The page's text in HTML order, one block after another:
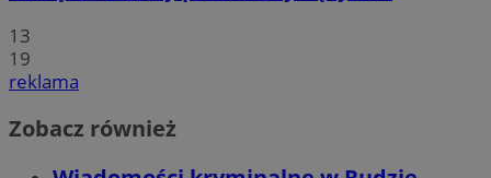
13
19
reklama
Zobacz również